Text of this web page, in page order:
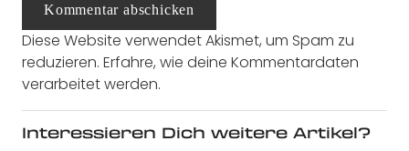
Kommentar abschicken
Diese Website verwendet Akismet, um Spam zu
reduzieren. Erfahre, wie deine Kommentardaten
verarbeitet werden.
Interessieren Dich weitere Artikel?